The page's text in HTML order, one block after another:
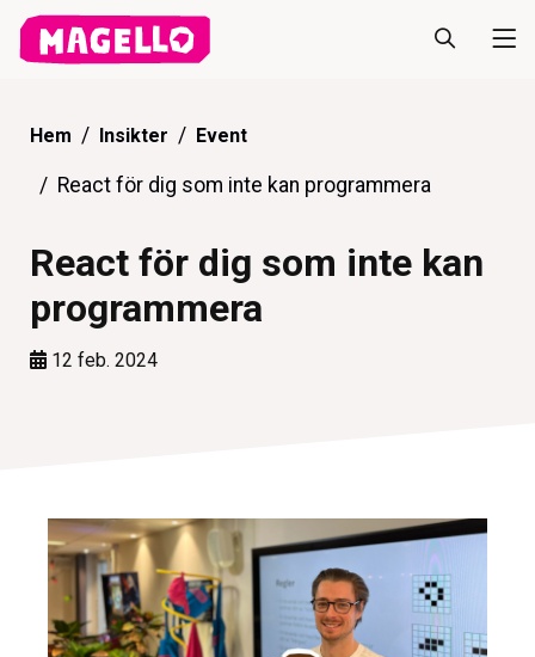
Hem Insikter Event
React för dig som inte kan programmera
React för dig som inte kan
programmera
12 feb. 2024